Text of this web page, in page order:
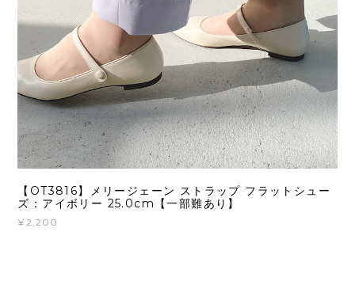
【OT3816】メリージェーン ストラップ フラットシュー
ズ：アイボリー 25.0cm【一部難あり】
¥2,200